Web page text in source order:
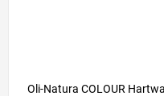
Oli-Natura COLOUR